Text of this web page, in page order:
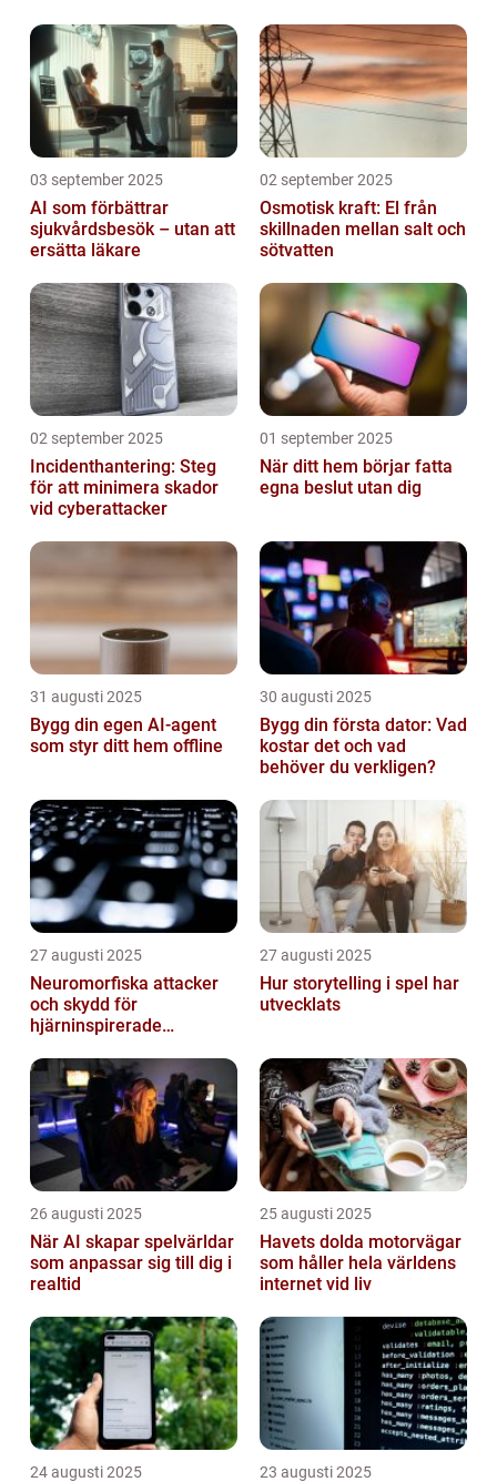
03 september 2025
AI som förbättrar
sjukvårdsbesök – utan att
ersätta läkare
02 september 2025
Osmotisk kraft: El från
skillnaden mellan salt och
sötvatten
02 september 2025
Incidenthantering: Steg
för att minimera skador
vid cyberattacker
01 september 2025
När ditt hem börjar fatta
egna beslut utan dig
31 augusti 2025
Bygg din egen AI-agent
som styr ditt hem offline
30 augusti 2025
Bygg din första dator: Vad
kostar det och vad
behöver du verkligen?
27 augusti 2025
Neuromorfiska attacker
och skydd för
hjärninspirerade
27 augusti 2025
Hur storytelling i spel har
utvecklats
26 augusti 2025
När AI skapar spelvärldar
som anpassar sig till dig i
realtid
25 augusti 2025
Havets dolda motorvägar
som håller hela världens
internet vid liv
24 augusti 2025 23 augusti 2025